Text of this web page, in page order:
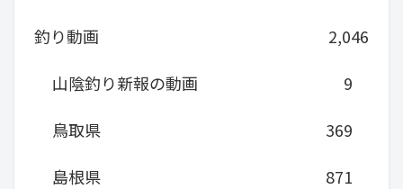
釣り動画
2,046
山陰釣り新報の動画
9
鳥取県
369
島根県
871